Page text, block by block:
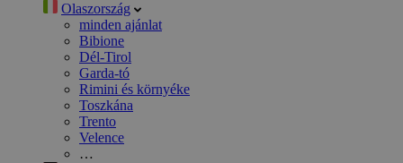
Olaszország
minden ajánlat
Bibione
Dél-Tirol
Garda-tó
Rimini és környéke
Toszkána
Trento
Velence
…